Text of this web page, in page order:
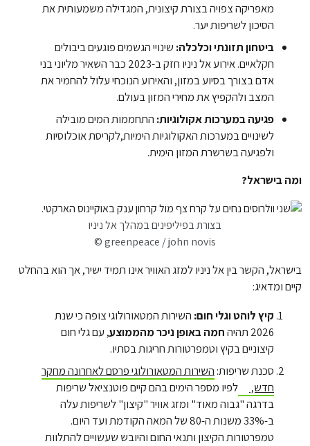
מאפריקה צפויה בצורת קיצונית, המגדילה משמעותית את
הסיכון לשריפות יער.
ביטחון תזונתי וכלכלה: שינויי הגשמים פוגעים ביבולים
חקלאיים. אירוע אל ניניו חזק ב-2023 כבר השאיר מליוני בני
אדם בצורך בסיוע במזון, והאירוע הנוכחי עלול להחמיר את
המצב ולהקפיץ את מחירי המזון בעולם.
פגיעה במערכות אקולוגיות: התחממות המים מובילה
לשינויים במערכות האקולוגיות הימיות,לקריסת אוכלוסיות
ולפגיעה בשרשרת המזון הימית.
ומה בישראל?
בצורת בפיליפינים במהלך אל ניניו
© greenpeace / john novis
בישראל, הקשר בין אל ניניו למזג האוויר אינו תמיד ישיר, אך הוא בהחלט
קיים ומדאיג:
קיץ לוהט וגלי חום: השירות המטאורולוגי צופה כי שנת
2026 תהיה
חמה באופן ניכר מהממוצע, עם גלי חום
קיצוניים בקיץ וטמפרטורות חריגות בסתיו.
סכנת שריפות: השירות המטאורולוגי פרסם לאחרונה מחקר
חדש,
לפיו מספר הימים בהם קיים פוטנציאל שריפות
בדרגה "גבוה מאוד" ומזג אוויר "קיצון" לשריפות עלה
ב-33% משנות ה-80 של המאה הקודמת ועד היום.
טמפרטורות הקיצון ותנאי החום והיובש שעשויים להתלוות